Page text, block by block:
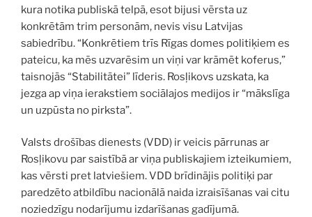
kura notika publiskā telpā, esot bijusi vērsta uz
konkrētām trim personām, nevis visu Latvijas
sabiedrību. “Konkrētiem trīs Rīgas domes politiķiem es
pateicu, ka mēs uzvarēsim un viņi var krāmēt koferus,”
taisnojās “Stabilitātei” līderis. Rosļikovs uzskata, ka
jezga ap viņa ierakstiem sociālajos medijos ir “mākslīga
un uzpūsta no pirksta”.
Valsts drošības dienests (VDD) ir veicis pārrunas ar
Rosļikovu par saistībā ar viņa publiskajiem izteikumiem,
kas vērsti pret latviešiem. VDD brīdinājis politiķi par
paredzēto atbildību nacionālā naida izraisīšanas vai citu
noziedzīgu nodarījumu izdarīšanas gadījumā.